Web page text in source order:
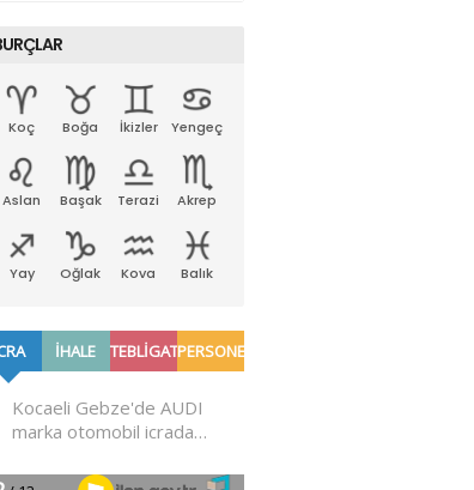
Koç Boğa İkizler Yengeç
Aslan Başak Terazi Akrep
Yay Oğlak Kova Balık